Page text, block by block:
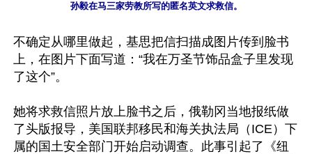
孙毅在马三家劳教所写的匿名英文求救信。
不确定从哪里做起，基思把信扫描成图片传到脸书
上，在图片下面写道：“我在万圣节饰品盒子里发现
了这个”。
她将求救信照片放上脸书之后，俄勒冈当地报纸做
了头版报导，美国联邦移民和海关执法局（ICE）下
属的国土安全部门开始启动调查。此事引起了《纽